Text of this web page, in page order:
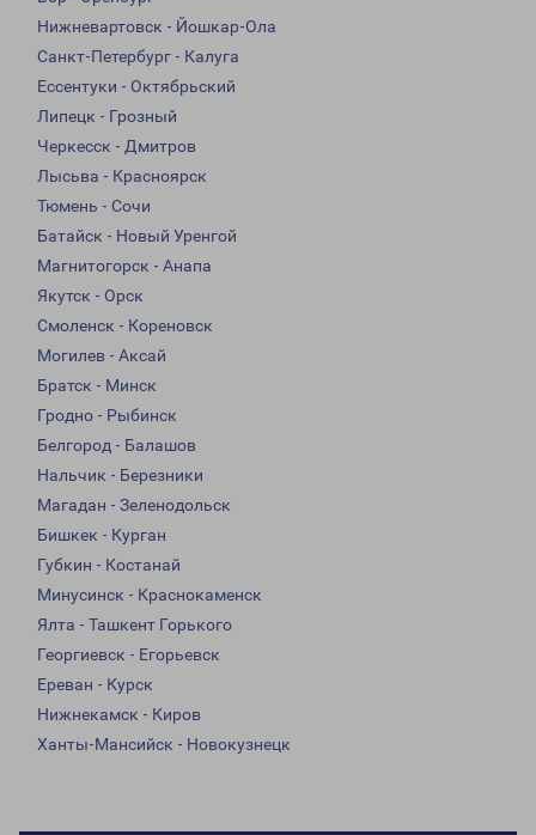
Нижневартовск - Йошкар-Ола
Санкт-Петербург - Калуга
Ессентуки - Октябрьский
Липецк - Грозный
Черкесск - Дмитров
Лысьва - Красноярск
Тюмень - Сочи
Батайск - Новый Уренгой
Магнитогорск - Анапа
Якутск - Орск
Смоленск - Кореновск
Могилев - Аксай
Братск - Минск
Гродно - Рыбинск
Белгород - Балашов
Нальчик - Березники
Магадан - Зеленодольск
Бишкек - Курган
Губкин - Костанай
Минусинск - Краснокаменск
Ялта - Ташкент Горького
Георгиевск - Егорьевск
Ереван - Курск
Нижнекамск - Киров
Ханты-Мансийск - Новокузнецк